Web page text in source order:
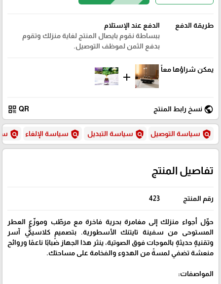
طريقة الدفع
الدفع عند الإستلام
ببساطة نقوم بايصال المنتج لغاية منزلك وتقوم
بدفع الثمن لموظف التوصيل.
يمكن شراؤها معاً
add
public نسخ رابط المنتج QR
qr_code
policy سياسة التوصيل policy سياسة التبديل policy سياسة الإلغاء policy
تفاصيل المنتج
رقم المنتج 423
حوِّل أجواء منزلك إلى مغامرة بحرية فاخرة مع مرطّب وموزّع العطر
المستوحى من سفينة تايتنك الأسطورية. بتصميمٍ كلاسيكيٍّ آسر
وتقنيةٍ حديثةٍ بالموجات فوق الصوتية، ينثر هذا الجهاز ضبابًا ناعمًا وروائح
منعشة تضفي لمسةً من الهدوء والفخامة على مساحتك.
المواصفات: